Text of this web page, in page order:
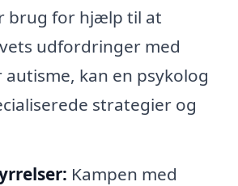
brug for hjælp til at
udfordringer med
autisme, kan en psykolog
strategier og
Kampen med